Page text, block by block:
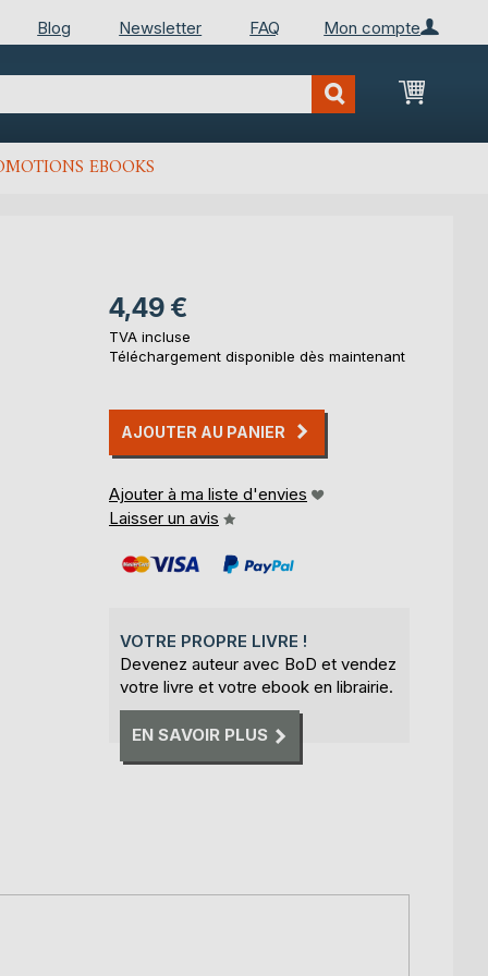
Mon compte
Blog Newsletter FAQ
Mon
EBOOKS
4,49 €
TVA incluse
Téléchargement disponible dès maintenant
AJOUTER AU PANIER
Ajouter à ma liste d'envies
Laisser un avis
VOTRE PROPRE LIVRE !
Devenez auteur avec BoD et vendez
votre livre et votre ebook en librairie.
EN SAVOIR PLUS